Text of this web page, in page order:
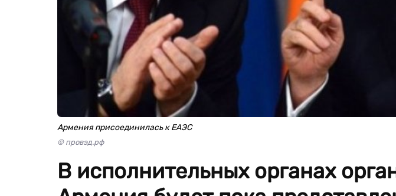
Армения присоединилась к ЕАЭС
© провэд.рф
В исполнительных органах